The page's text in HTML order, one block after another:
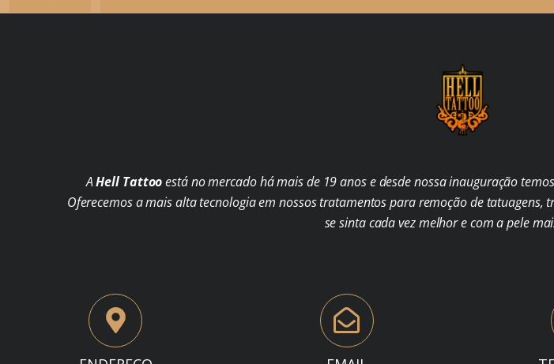
AHell Tattooestá no mercado há mais de 19 anos e desde nossa inauguração
Oferecemos a mais alta tecnologia em nossos tratamentos para remoção de
se sinta cada vez melhor e com a pele